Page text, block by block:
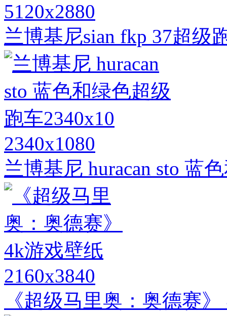
5120x2880
兰博基尼sian fkp 37超级
2340x1080
兰博基尼 huracan sto 蓝
2160x3840
《超级马里奥：奥德赛